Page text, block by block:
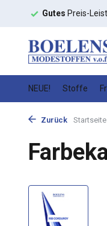
Gutes Preis-
NEUE! Stoffe
Zurück Startseite